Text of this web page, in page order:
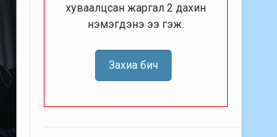
хуваалцсан жаргал 2 дахин
нэмэгдэнэ ээ гэж.
Захиа бич